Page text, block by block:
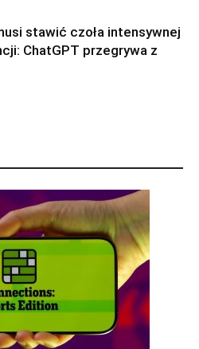
stawić czoła intensywnej
ChatGPT przegrywa z